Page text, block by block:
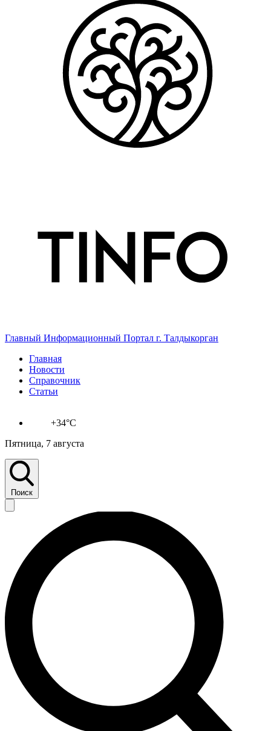
Главный Информационный Портал г. Талдыкорган
Главная
Новости
Справочник
Статьи
+34°C
Пятница, 7 августа
Поиск